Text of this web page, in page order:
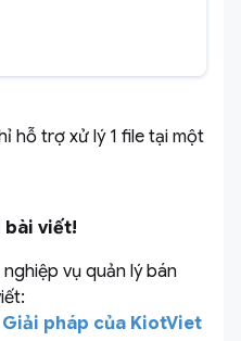
hỗ trợ xử lý 1 file tại một
bài viết!
vụ quản lý bán
pháp của KiotViet